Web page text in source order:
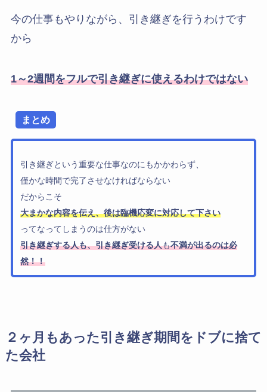
今の仕事もやりながら、引き継ぎを行うわけです
から
1～2週間をフルで引き継ぎに使えるわけではない
まとめ
引き継ぎという重要な仕事なのにもかかわらず、
僅かな時間で完了させなければならない
だからこそ
大まかな内容を伝え、後は臨機応変に対応して下さい
ってなってしまうのは仕方がない
引き継ぎする人も、引き継ぎ受ける人も不満が出るのは必
然！！
２ヶ月もあった引き継ぎ期間をドブに捨て
た会社